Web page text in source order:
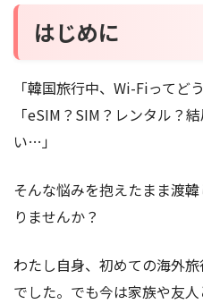
はじめに
「韓国旅行中、Wi-Fiってど
「eSIM？SIM？レンタル？
い…」
そんな悩みを抱えたまま渡
りませんか？
わたし自身、初めての海外
でした。でも今は家族や友